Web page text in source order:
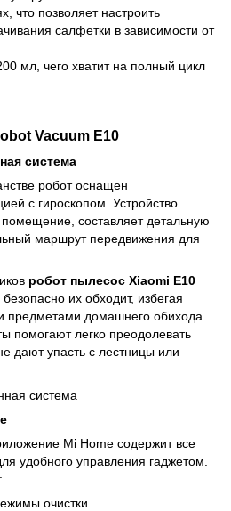
что позволяет настроить
салфетки в зависимости от
мл, чего хватит на полный цикл
Vacuum E10
система
робот оснащен
с гироскопом. Устройство
составляет детальную
маршрут передвижения для
робот пылесос Xiaomi E10
их обходит, избегая
предметами домашнего обихода.
помогают легко преодолевать
дают упасть с лестницы или
Mi Home содержит все
удобного управления гаджетом.
очистки